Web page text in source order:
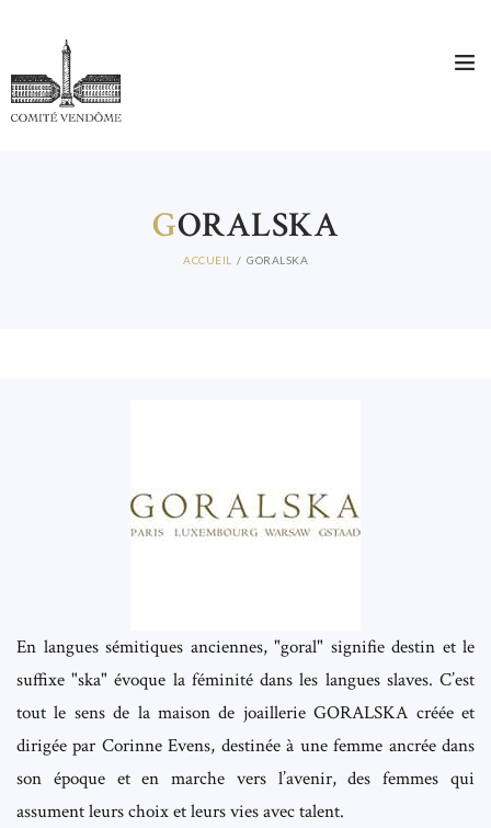
GORALSKA
ACCUEIL GORALSKA
En langues sémitiques anciennes, "goral" signifie destin et le
suffixe "ska" évoque la féminité dans les langues slaves. C’est
tout le sens de la maison de joaillerie GORALSKA créée et
dirigée par Corinne Evens, destinée à une femme ancrée dans
son époque et en marche vers l’avenir, des femmes qui
assument leurs choix et leurs vies avec talent.